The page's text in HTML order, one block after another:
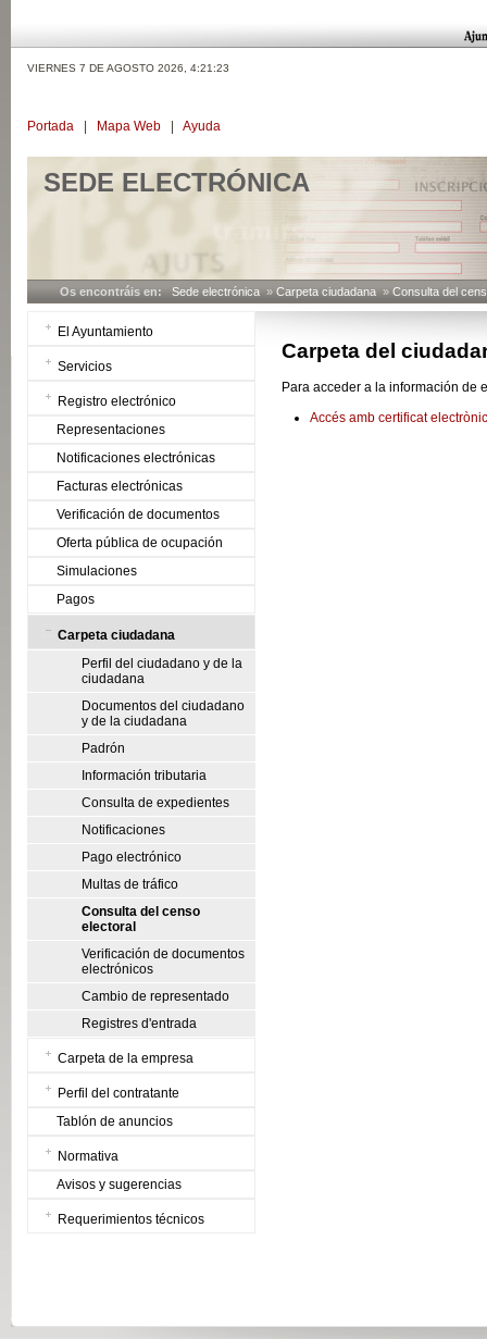
VIERNES 7 DE AGOSTO 2026, 4:21:23
Portada Mapa Web Ayuda
SEDE ELECTRÓNICA
Os encontráis en: Sede electrónica » Carpeta ciudadana » Consulta del
El Ayuntamiento
Servicios
Registro electrónico
Representaciones
Notificaciones electrónicas
Facturas electrónicas
Verificación de documentos
Oferta pública de ocupación
Simulaciones
Pagos
Carpeta ciudadana
Perfil del ciudadano y de la
ciudadana
Documentos del ciudadano
y de la ciudadana
Padrón
Información tributaria
Consulta de expedientes
Notificaciones
Pago electrónico
Multas de tráfico
Consulta del censo
electoral
Verificación de documentos
electrónicos
Cambio de representado
Registres d'entrada
Carpeta de la empresa
Perfil del contratante
Tablón de anuncios
Normativa
Avisos y sugerencias
Requerimientos técnicos
Carpeta del
Para acceder a la información de
Accés amb certificat